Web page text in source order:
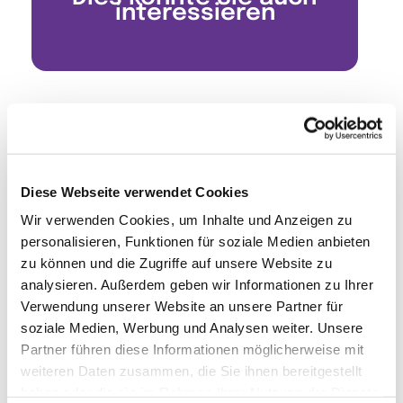
Diese Webseite verwendet Cookies
Wir verwenden Cookies, um Inhalte und Anzeigen zu
personalisieren, Funktionen für soziale Medien anbieten
zu können und die Zugriffe auf unsere Website zu
analysieren. Außerdem geben wir Informationen zu Ihrer
Verwendung unserer Website an unsere Partner für
soziale Medien, Werbung und Analysen weiter. Unsere
Partner führen diese Informationen möglicherweise mit
weiteren Daten zusammen, die Sie ihnen bereitgestellt
interessieren